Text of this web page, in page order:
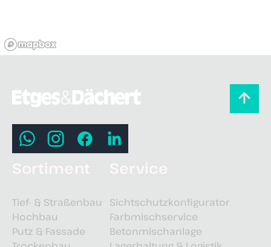
Sortiment
Tief- & Straßenbau
Hochbau
Putz & Fassade
Service
Sichtschutzkonfigurator
Farbmischservice
Betonmischanlage